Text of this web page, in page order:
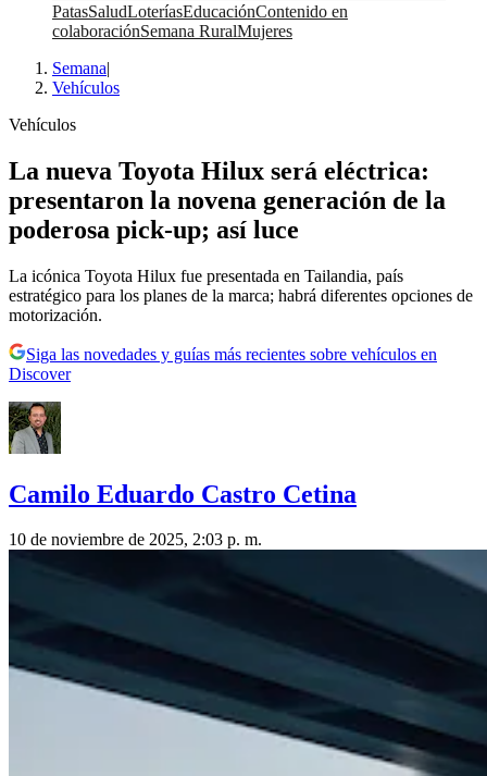
PatasSaludLoteríasEducaciónContenido en
colaboraciónSemana RuralMujeres
Semana|
Vehículos
Vehículos
La nueva Toyota Hilux será eléctrica:
presentaron la novena generación de la
poderosa pick-up; así luce
La icónica Toyota Hilux fue presentada en Tailandia, país
estratégico para los planes de la marca; habrá diferentes opciones de
motorización.
Siga las novedades y guías más recientes sobre vehículos en
Discover
Camilo Eduardo Castro Cetina
10 de noviembre de 2025, 2:03 p. m.